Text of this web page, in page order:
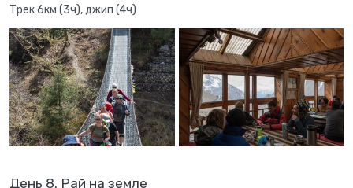
Трек 6км (3ч), джип (4ч)
День 8. Рай на земле